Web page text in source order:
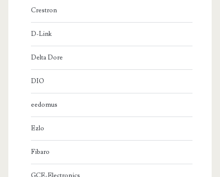
Crestron
D-Link
Delta Dore
DIO
eedomus
Ezlo
Fibaro